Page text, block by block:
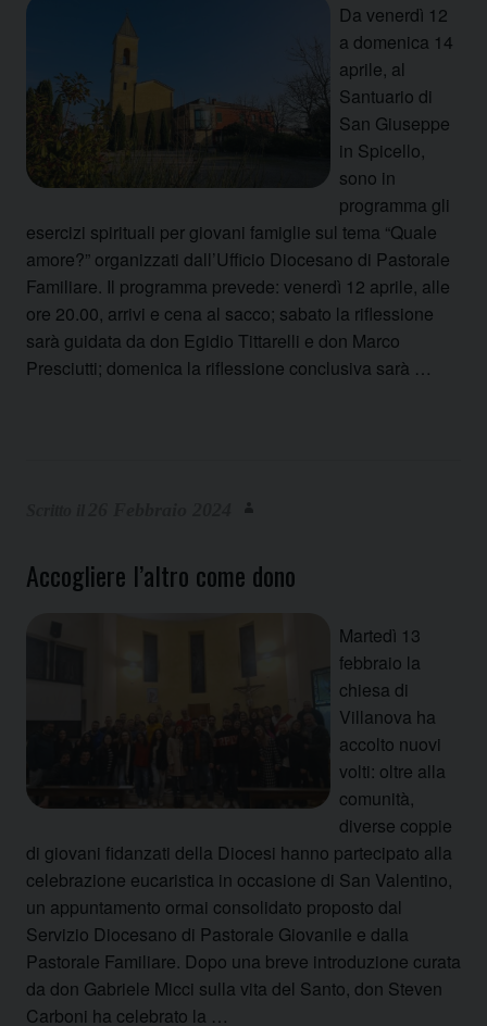
Da venerdì 12
a domenica 14
aprile, al
Santuario di
San Giuseppe
in Spicello,
sono in
programma gli
esercizi spirituali per giovani famiglie sul tema “Quale
amore?” organizzati dall’Ufficio Diocesano di Pastorale
Familiare. Il programma prevede: venerdì 12 aprile, alle
ore 20.00, arrivi e cena al sacco; sabato la riflessione
sarà guidata da don Egidio Tittarelli e don Marco
Presciutti; domenica la riflessione conclusiva sarà …
Accogliere l’altro come dono
Martedì 13
febbraio la
chiesa di
Villanova ha
accolto nuovi
volti: oltre alla
comunità,
diverse coppie
di giovani fidanzati della Diocesi hanno partecipato alla
celebrazione eucaristica in occasione di San Valentino,
un appuntamento ormai consolidato proposto dal
Servizio Diocesano di Pastorale Giovanile e dalla
Pastorale Familiare. Dopo una breve introduzione curata
da don Gabriele Micci sulla vita del Santo, don Steven
Carboni ha celebrato la …